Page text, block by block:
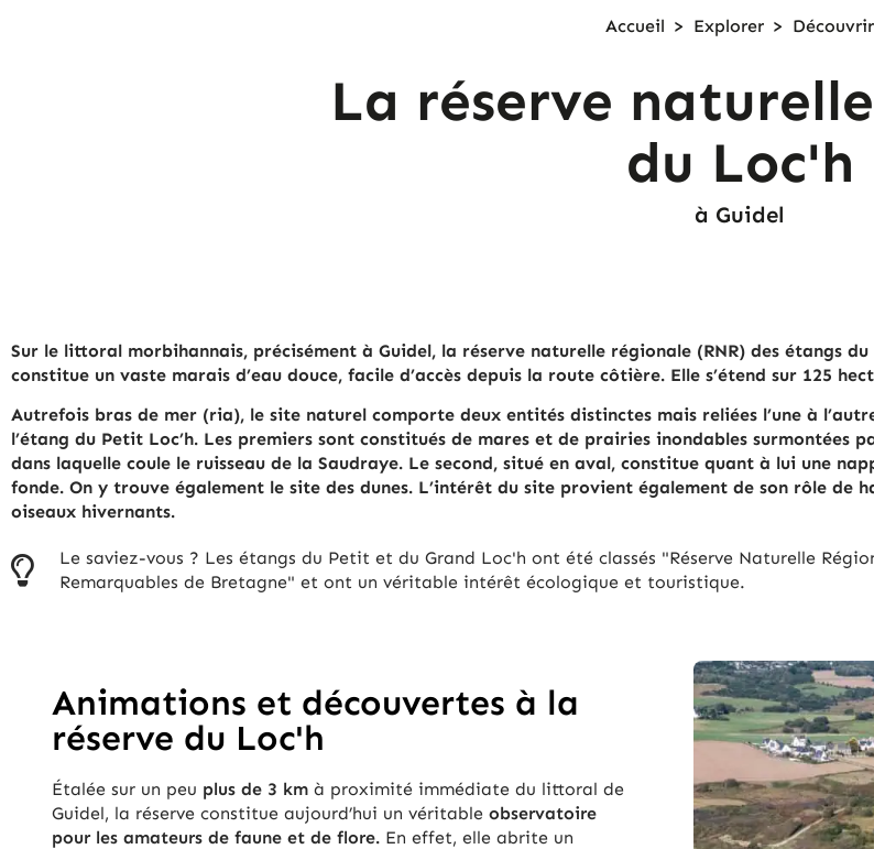
Accueil > Explorer > Découvrir
La réserve
du Loc'h
à Guidel
Sur le lit­to­ral mor­bi­han­nais, précisément à Guidel, la ré­serve na­tu­relle régionale (RNR) des étangs du
consti­tue un vaste ma­rais d’eau douce, facile d’accès depuis la route côtière. Elle s’étend sur 125
Au­tre­fois bras de mer (ria), le site naturel com­porte deux en­ti­tés dis­tinctes mais re­liées l’une à
l’étang du Petit Loc’h. Les pre­miers sont consti­tués de mares et de prai­ries inon­dables sur­mon­tées
dans la­quelle coule le ruis­seau de la Sau­draye. Le se­cond, situé en aval, consti­tue quant à lui une
fonde. On y trouve également le site des dunes. L’intérêt du site provient également de son rôle de
oiseaux hivernants.
Le saviez-vous ? Les étangs du Petit et du Grand Loc'h ont été classés "Réserve Naturelle
Remarquables de Bretagne" et ont un véritable intérêt écologique et touristique.
Animations et découvertes à la
réserve du Loc'h
Étalée sur un peu plus de 3 km à proximité immédiate du littoral de
Guidel, la réserve constitue aujourd’hui un véritableobservatoire
pour les amateurs de faune et de flore. En effet, elle abrite un